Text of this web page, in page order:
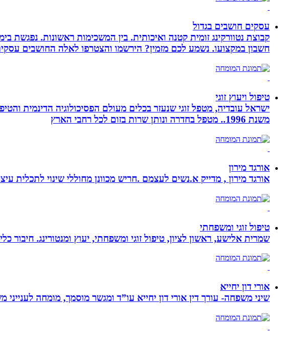
עסקים חושבים בגדול
חשבון במקצועו. נשמע לכם מזמין? הירשמו והצטרפו לאלה החושבים
טיפול ויעוץ זוגי
ישראל עובדיה, מטפל זוגי שנעזר בכלים מעולם הפסיכולוגיה הדינמית
משנת 1996.. מטפל בחדרה ונותן שרות בזום לכל רחבי הארץ
אורגד מירון
אורגד מירון , מדייק א.נשים לעצמם .חריש מכוונן מחוללי שינוי לתכלית עיצובם הייחודי. גר
טיפול זוגי ומשפחתי
שמרית אלישע, ראשון לציון, טיפול זוגי ומשפחתי, יעוץ ומנטורינג.
אורי דון יחייא
שיני משפחה- עורך דין אורי דון יחייא עו”ד ומגשר מוסמך, מומחה לענייני משפחה, גירושין, ירושות